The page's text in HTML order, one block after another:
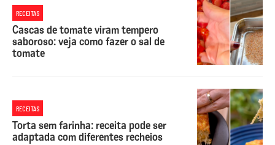
RECEITAS
Cascas de tomate viram tempero
saboroso: veja como fazer o sal de
tomate
RECEITAS
Torta sem farinha: receita pode ser
adaptada com diferentes recheios